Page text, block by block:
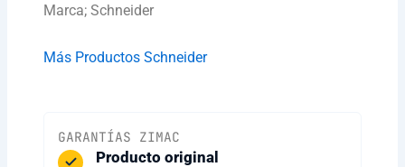
Marca; Schneider
Más Productos Schneider
GARANTÍAS ZIMAC
Producto original